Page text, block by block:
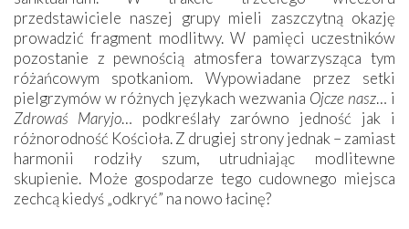
przedstawiciele naszej grupy mieli zaszczytną okazję
prowadzić fragment modlitwy. W pamięci uczestników
pozostanie z pewnością atmosfera towarzysząca tym
różańcowym spotkaniom. Wypowiadane przez setki
pielgrzymów w różnych językach wezwania Ojcze nasz… i
Zdrowaś Maryjo… podkreślały zarówno jedność jak i
różnorodność Kościoła. Z drugiej strony jednak – zamiast
harmonii rodziły szum, utrudniając modlitewne
skupienie. Może gospodarze tego cudownego miejsca
zechcą kiedyś „odkryć” na nowo łacinę?